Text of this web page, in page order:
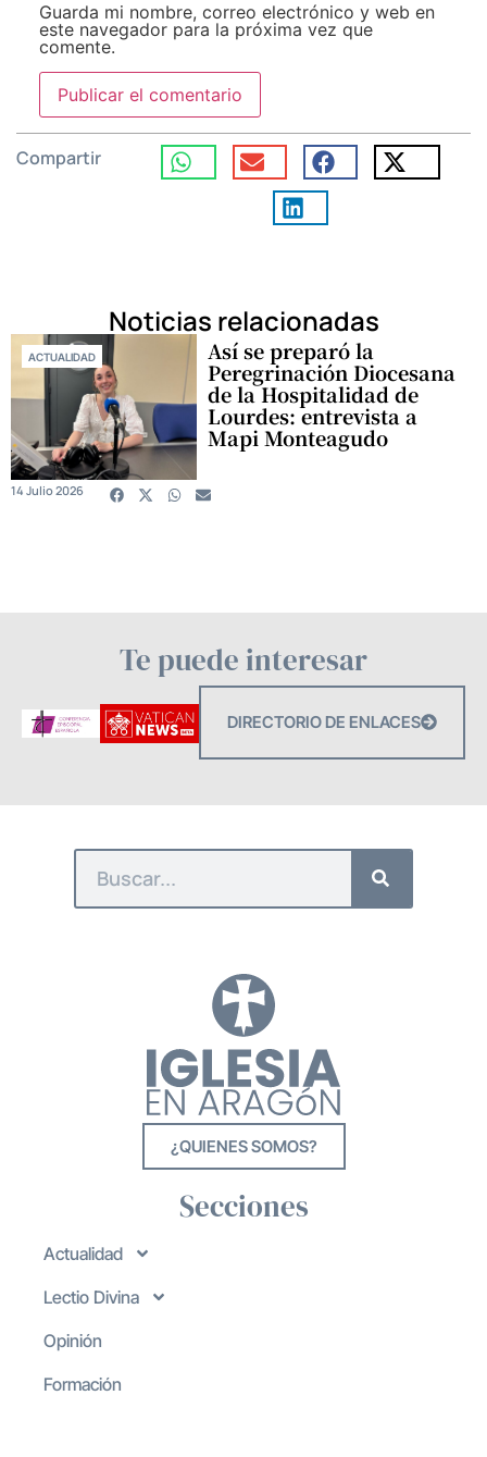
Guarda mi nombre, correo electrónico y web en
este navegador para la próxima vez que
comente.
Compartir
Noticias relacionadas
ACTUALIDAD Así se preparó la
Peregrinación Diocesana
de la Hospitalidad de
Lourdes: entrevista a
Mapi Monteagudo
14 Julio 2026
Te puede interesar
DIRECTORIO DE ENLACES
¿QUIENES SOMOS?
Secciones
Actualidad
Lectio Divina
Opinión
Formación